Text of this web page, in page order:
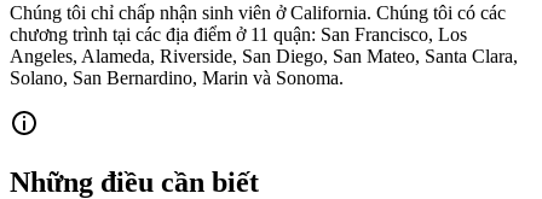
Chúng tôi chỉ chấp nhận sinh viên ở California. Chúng tôi có các
chương trình tại các địa điểm ở 11 quận: San Francisco, Los
Angeles, Alameda, Riverside, San Diego, San Mateo, Santa Clara,
Solano, San Bernardino, Marin và Sonoma.
Những điều cần biết